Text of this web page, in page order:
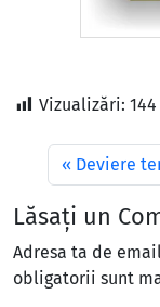
Vizualizări: 144
Deviere
Lăsați un
Adresa ta de
obligatorii sunt